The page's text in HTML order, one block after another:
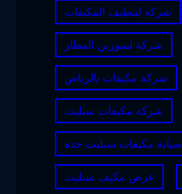
شركة لتنظيف المكيفات
شركة ليموزين المطار
شركة مكيفات بالرياض
شركة مكيفات سبليت
صيانة مكيفات سبليت جدة
عرض مكيف سبليت